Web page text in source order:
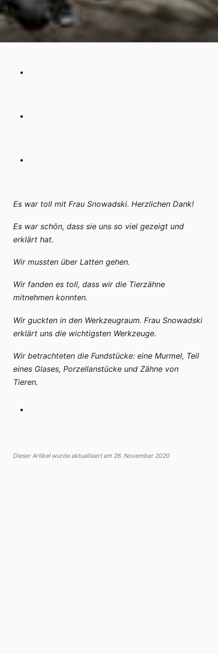
Es war toll mit Frau Snowadski. Herzlichen Dank!
Es war schön, dass sie uns so viel gezeigt und
erklärt hat.
Wir mussten über Latten gehen.
Wir fanden es toll, dass wir die Tierzähne
mitnehmen konnten.
Wir guckten in den Werkzeugraum. Frau Snowadski
erklärt uns die wichtigsten Werkzeuge.
Wir betrachteten die Fundstücke: eine Murmel, Teil
eines Glases, Porzellanstücke und Zähne von
Tieren.
Dieser Artikel wurde aktualisiert am 26. November 2020
Hort
Termine